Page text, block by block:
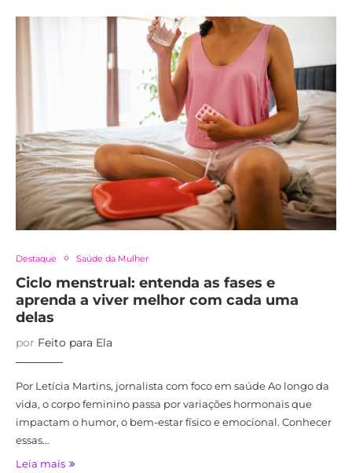
Destaque Saúde da Mulher
Ciclo menstrual: entenda as fases e
aprenda a viver melhor com cada uma
delas
por Feito para Ela
Por Letícia Martins, jornalista com foco em saúde Ao longo da
vida, o corpo feminino passa por variações hormonais que
impactam o humor, o bem-estar físico e emocional. Conhecer
essas…
Leia mais